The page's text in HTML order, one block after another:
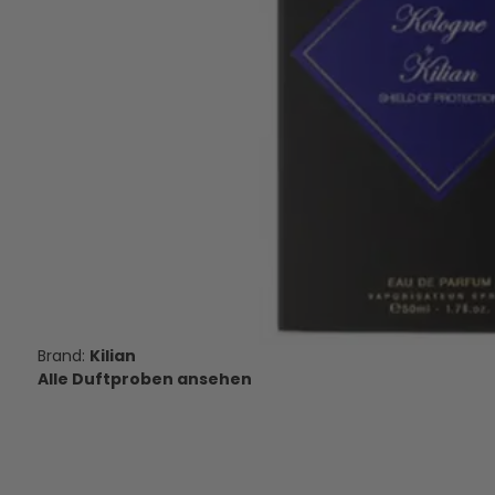
de Parfum -
10,00 €
Kilian
Alle Duftproben ansehen